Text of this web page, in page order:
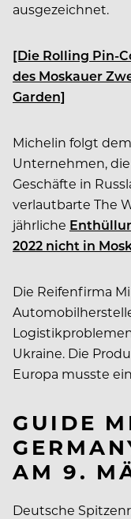
ausgezeichnet.
[Die Rolling Pin-
des Moskauer
Garden]
Michelin folgt
Unternehmen,
Geschäfte in
verlautbarte The
jährliche
2022 nicht in
Die Reifenfirma
Ukraine. Die
Europa musste
GUIDE
AM 9.
Deutsche